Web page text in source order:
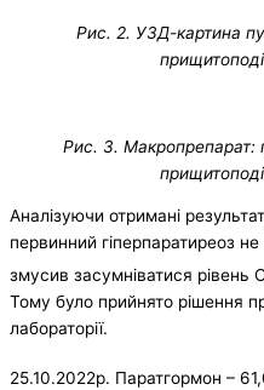
Рис. 2. УЗД-картина
Рис. 3. Макропрепарат:
Аналізуючи отримані
первинний гіперпаратиреоз
змусив засумніватися рівень
Тому було прийнято рішення
лабораторії.
25.10.2022р. Паратгормон –